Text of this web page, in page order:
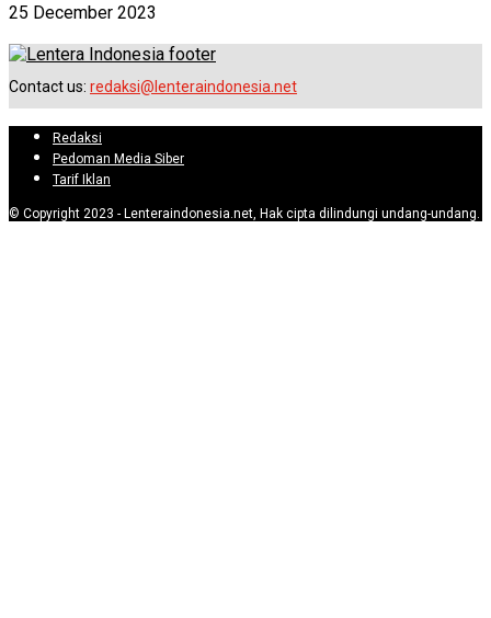
25 December 2023
Contact us: redaksi@lenteraindonesia.net
Redaksi
Pedoman Media Siber
Tarif Iklan
© Copyright 2023 - Lenteraindonesia.net, Hak cipta dilindungi undang-undang.